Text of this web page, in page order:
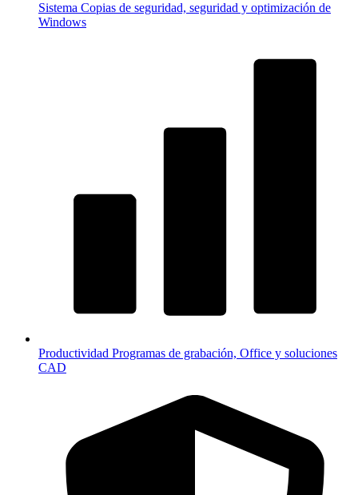
Sistema Copias de seguridad, seguridad y optimización de
Windows
Productividad Programas de grabación, Office y soluciones
CAD